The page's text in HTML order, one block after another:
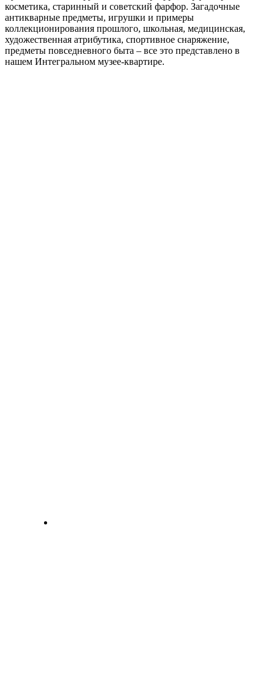
косметика, старинный и советский фарфор. Загадочные
антикварные предметы, игрушки и примеры
коллекционирования прошлого, школьная, медицинская,
художественная атрибутика, спортивное снаряжение,
предметы повседневного быта – все это представлено в
нашем Интегральном музее-квартире.